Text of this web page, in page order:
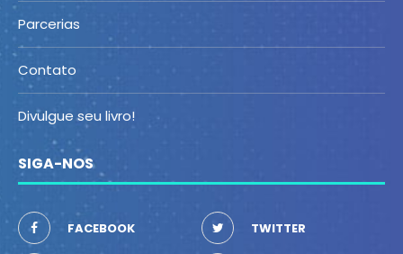
Parcerias
Contato
Divulgue seu livro!
SIGA-NOS
FACEBOOK TWITTER